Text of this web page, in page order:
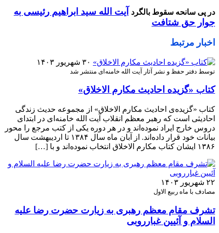
در پی سانحه سقوط بالگرد
آیت الله سید ابراهیم رئیسی به
جوار حق شتافت
اخبار مرتبط
۳۰ شهریور ۱۴۰۳
توسط دفتر حفظ و نشر آثار آیت الله خامنه‌ای منتشر شد
کتاب «گزیده احادیث مکارم الاخلاق»
کتاب «گزیده‌ی احادیث مکارم الاخلاق» از مجموعه حدیث زندگی
احادیثی است که رهبر معظم انقلاب آیت الله خامنه‌ای در ابتدای
دروس خارج ایراد نموده‌اند و در هر دوره یکی از کتب مرجع را محور
بیانات خود قرار داده‌اند. از آبان ماه سال ۱۳۸۴ تا اردیبهشت سال
۱۳۸۶ ایشان کتاب مکارم الاخلاق انتخاب نموده‌اند و با […]
۲۲ شهریور ۱۴۰۳
مصادف با ماه ربیع الاول
تشرف مقام معظم رهبری به زیارت حضرت رضا علیه
السلام و آئیین غبارروبی